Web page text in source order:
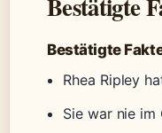
Bestätigte
Rhea Ripley
Sie war nie im